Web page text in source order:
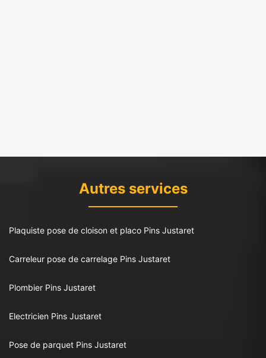
Autres services
Plaquiste pose de cloison et placo Pins Justaret
Carreleur pose de carrelage Pins Justaret
Plombier Pins Justaret
Electricien Pins Justaret
Pose de parquet Pins Justaret